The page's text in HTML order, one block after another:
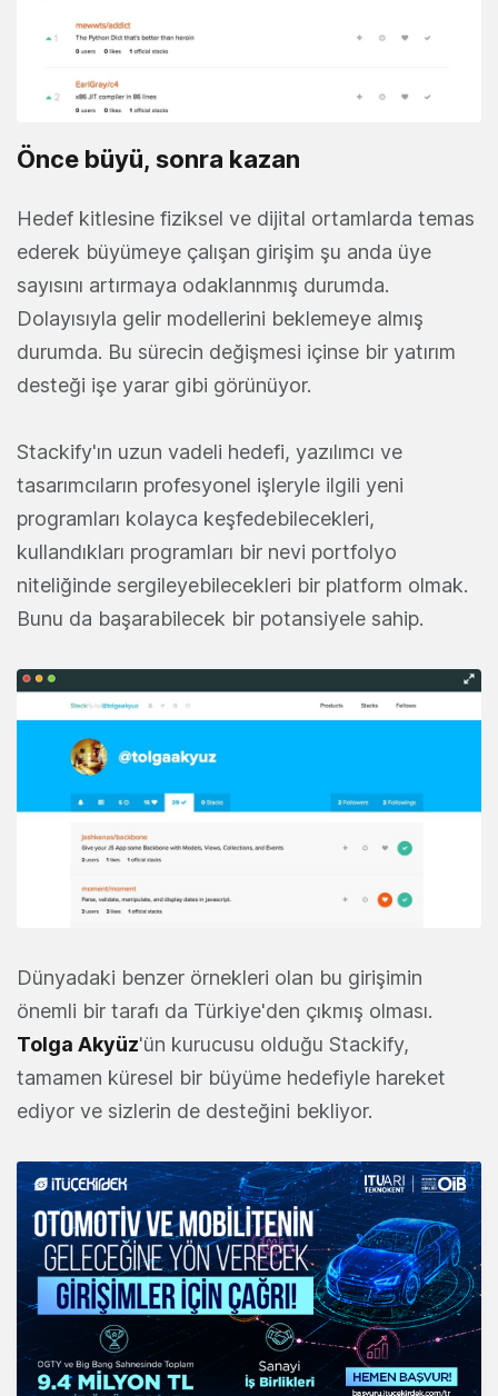
Önce büyü, sonra kazan
Hedef kitlesine fiziksel ve dijital ortamlarda temas
ederek büyümeye çalışan girişim şu anda üye
sayısını artırmaya odaklannmış durumda.
Dolayısıyla gelir modellerini beklemeye almış
durumda. Bu sürecin değişmesi içinse bir yatırım
desteği işe yarar gibi görünüyor.
Stackify'ın uzun vadeli hedefi, yazılımcı ve
tasarımcıların profesyonel işleryle ilgili yeni
programları kolayca keşfedebilecekleri,
kullandıkları programları bir nevi portfolyo
niteliğinde sergileyebilecekleri bir platform olmak.
Bunu da başarabilecek bir potansiyele sahip.
Dünyadaki benzer örnekleri olan bu girişimin
önemli bir tarafı da Türkiye'den çıkmış olması.
Tolga Akyüz'ün kurucusu olduğu Stackify,
tamamen küresel bir büyüme hedefiyle hareket
ediyor ve sizlerin de desteğini bekliyor.